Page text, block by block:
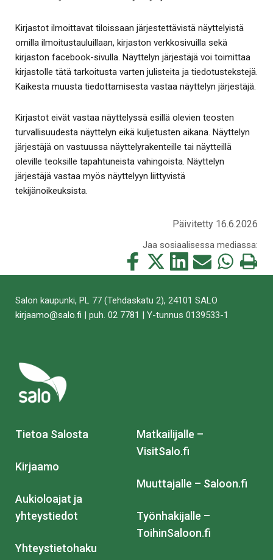
Kirjastot ilmoittavat tiloissaan järjestettävistä näyttelyistä
omilla ilmoitustauluillaan, kirjaston verkkosivuilla sekä
kirjaston facebook-sivulla. Näyttelyn järjestäjä voi toimittaa
kirjastolle tätä tarkoitusta varten julisteita ja tiedotustekstejä.
Kaikesta muusta tiedottamisesta vastaa näyttelyn järjestäjä.
Kirjastot eivät vastaa näyttelyssä esillä olevien teosten
turvallisuudesta näyttelyn eikä kuljetusten aikana. Näyttelyn
järjestäjä on vastuussa näyttelyrakenteille tai näytteillä
oleville teoksille tapahtuneista vahingoista. Näyttelyn
järjestäjä vastaa myös näyttelyyn liittyvistä
tekijänoikeuksista.
Päivitetty 16.6.2026
Jaa sosiaalisessa mediassa:
Jaa
tämä
Jaa
tämä
Jaa
tämä
Jaa
tämä
Jaa
tämä
Tulosta
tämä
Salon kaupunki, PL 77 (Tehdaskatu 2), 24101 SALO
kirjaamo@salo.fi | puh. 02 7781 | Y-tunnus 0139533-1
Tietoa Salosta
Kirjaamo
Aukioloajat ja
yhteystiedot
Yhteystietohaku
Matkailijalle –
VisitSalo.fi
Muuttajalle – Saloon.fi
Työnhakijalle –
ToihinSaloon.fi